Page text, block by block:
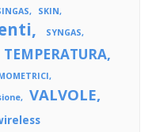
SKIN
SYNGAS
TEMPERATURA
VALVOLE